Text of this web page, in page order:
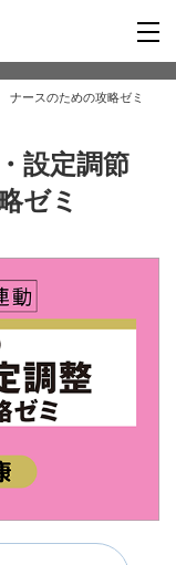
ナースのための攻略ゼミ
設定調節
ゼミ